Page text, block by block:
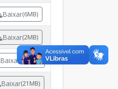
Baixar(6MB)
Baixar(2MB)
Baixar (120KB)
Baixar(21MB)